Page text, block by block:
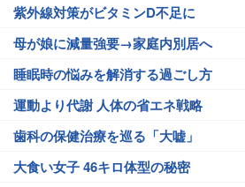
紫外線対策がビタミンD不足に
母が娘に減量強要→家庭内別居へ
睡眠時の悩みを解消する過ごし方
運動より代謝 人体の省エネ戦略
歯科の保健治療を巡る「大嘘」
大食い女子 46キロ体型の秘密